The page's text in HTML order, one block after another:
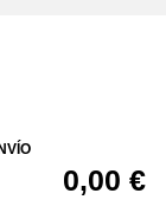
0,00 €